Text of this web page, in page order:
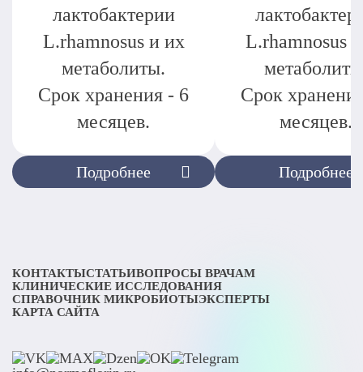
Подробнее
лактобактерии
L.rhamnosus и их
метаболиты.
Срок хранения - 6
месяцев.
Подробнее
L.rhamnosus
Срок
месяцев.
КОНТАКТЫСТАТЬИВОПРОСЫ ВРАЧАМ
КЛИНИЧЕСКИЕ ИССЛЕДОВАНИЯ
СПРАВОЧНИК МИКРОБИОТЫЭКСПЕРТЫ
КАРТА САЙТА